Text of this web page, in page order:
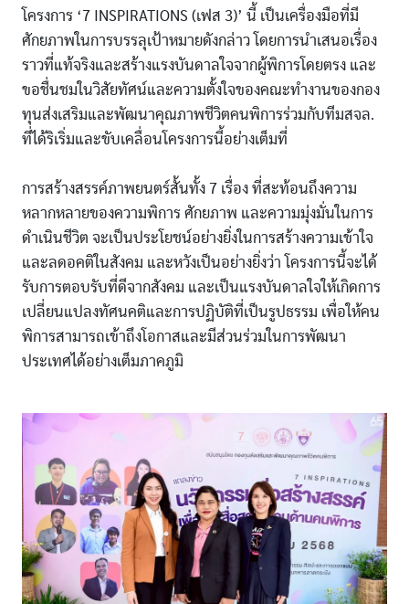
โครงการ ‘7 INSPIRATIONS (เฟส 3)’ นี้ เป็นเครื่องมือที่มี
ศักยภาพในการบรรลุเป้าหมายดังกล่าว โดยการนำเสนอเรื่อง
ราวที่แท้จริงและสร้างแรงบันดาลใจจากผู้พิการโดยตรง และ
ขอชื่นชมในวิสัยทัศน์และความตั้งใจของคณะทำงานของกอง
ทุนส่งเสริมและพัฒนาคุณภาพชีวิตคนพิการร่วมกับทีมสจล.
ที่ได้ริเริ่มและขับเคลื่อนโครงการนี้อย่างเต็มที่
การสร้างสรรค์ภาพยนตร์สั้นทั้ง 7 เรื่อง ที่สะท้อนถึงความ
หลากหลายของความพิการ ศักยภาพ และความมุ่งมั่นในการ
ดำเนินชีวิต จะเป็นประโยชน์อย่างยิ่งในการสร้างความเข้าใจ
และลดอคติในสังคม และหวังเป็นอย่างยิ่งว่า โครงการนี้จะได้
รับการตอบรับที่ดีจากสังคม และเป็นแรงบันดาลใจให้เกิดการ
เปลี่ยนแปลงทัศนคติและการปฏิบัติที่เป็นรูปธรรม เพื่อให้คน
พิการสามารถเข้าถึงโอกาสและมีส่วนร่วมในการพัฒนา
ประเทศได้อย่างเต็มภาคภูมิ